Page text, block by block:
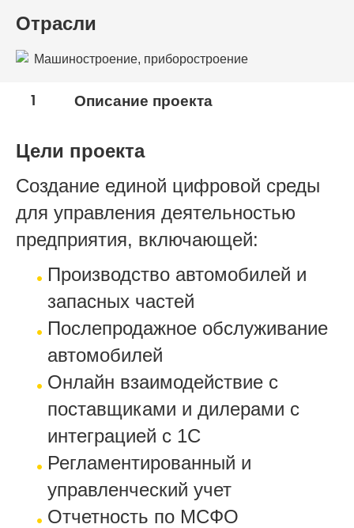
Отрасли
Машиностроение, приборостроение
1 Описание проекта
Цели проекта
Создание единой цифровой среды
для управления деятельностью
предприятия, включающей:
Производство автомобилей и
запасных частей
Послепродажное обслуживание
автомобилей
Онлайн взаимодействие с
поставщиками и дилерами с
интеграцией с 1С
Регламентированный и
управленческий учет
Отчетность по МСФО